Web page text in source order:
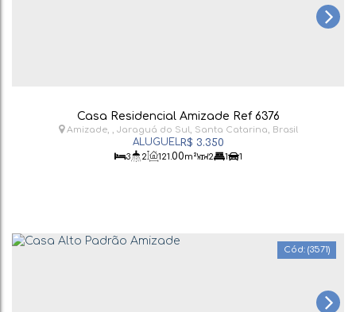
Casa Residencial Amizade Ref 6376
R$ 3.350
Amizade , Jaraguá do Sul, Santa Catarina, Brasil
3 2 121 .00m² 2 1 1
(3571)